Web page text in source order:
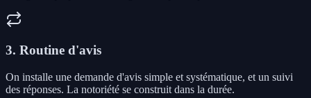
3. Routine d'avis
On installe une demande d'avis simple et systématique, et un suivi
des réponses. La notoriété se construit dans la durée.